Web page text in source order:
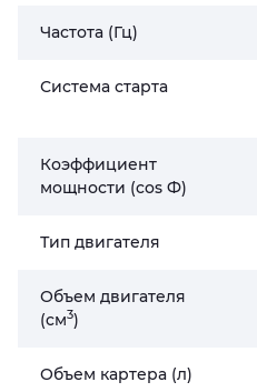
Частота (Гц)
Система старта
Коэффициент
мощности (cos Ф)
Тип двигателя
Объем двигателя
(cм3)
Объем картера (л)